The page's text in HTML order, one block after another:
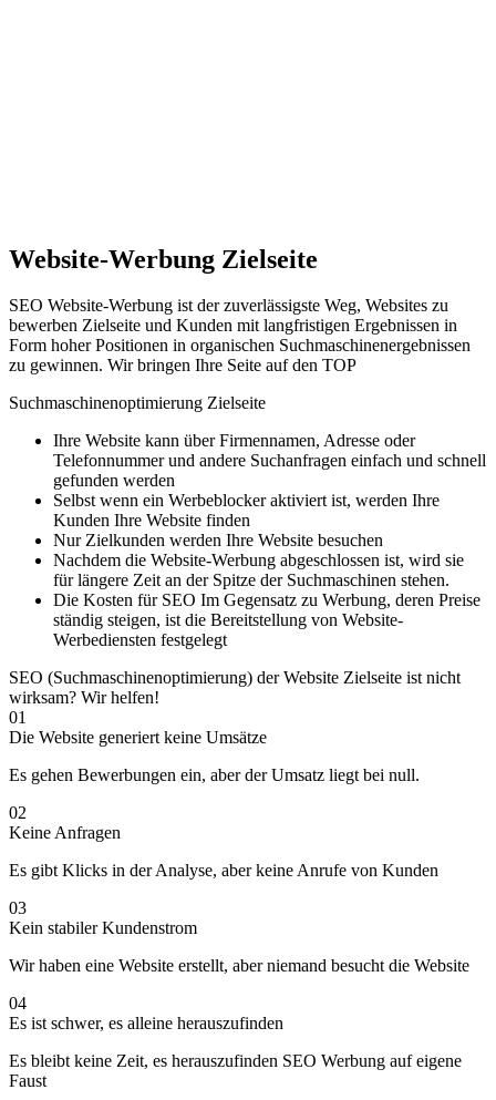
Website-Werbung Zielseite
SEO Website-Werbung ist der zuverlässigste Weg, Websites zu
bewerben Zielseite und Kunden mit langfristigen Ergebnissen in
Form hoher Positionen in organischen Suchmaschinenergebnissen
zu gewinnen. Wir bringen Ihre Seite auf den TOP
Suchmaschinenoptimierung Zielseite
Ihre Website kann über Firmennamen, Adresse oder
Telefonnummer und andere Suchanfragen einfach und schnell
gefunden werden
Selbst wenn ein Werbeblocker aktiviert ist, werden Ihre
Kunden Ihre Website finden
Nur Zielkunden werden Ihre Website besuchen
Nachdem die Website-Werbung abgeschlossen ist, wird sie
für längere Zeit an der Spitze der Suchmaschinen stehen.
Die Kosten für SEO Im Gegensatz zu Werbung, deren Preise
ständig steigen, ist die Bereitstellung von Website-
Werbediensten festgelegt
SEO (Suchmaschinenoptimierung) der Website Zielseite ist nicht
wirksam? Wir helfen!
01
Die Website generiert keine Umsätze
Es gehen Bewerbungen ein, aber der Umsatz liegt bei null.
02
Keine Anfragen
Es gibt Klicks in der Analyse, aber keine Anrufe von Kunden
03
Kein stabiler Kundenstrom
Wir haben eine Website erstellt, aber niemand besucht die Website
04
Es ist schwer, es alleine herauszufinden
Es bleibt keine Zeit, es herauszufinden SEO Werbung auf eigene
Faust